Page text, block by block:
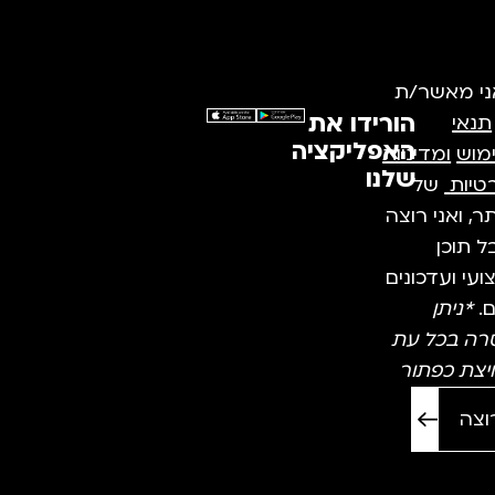
מאשר/ת
תנאי
ומדיניות
של
ואני רוצה
תוכן
ועדכונים
*ניתן
בכל עת
כפתור
הורידו את
האפליקציה
שלנו